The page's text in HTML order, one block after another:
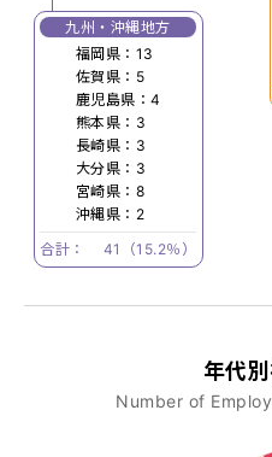
九州・沖縄地方
福岡県：13
佐賀県：5
鹿児島県：4
熊本県：3
長崎県：3
大分県：3
宮崎県：8
沖縄県：2
合計：
41（15.2％）
年代
Number of